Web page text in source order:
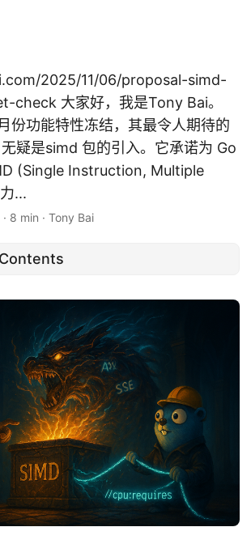
2025/11/06/proposal-simd-
check 大家好，我是Tony Bai。
份功能特性冻结，其最令人期待的
疑是simd 包的引入。它承诺为 Go
(Single Instruction, Multiple
...
· 8 min · Tony Bai